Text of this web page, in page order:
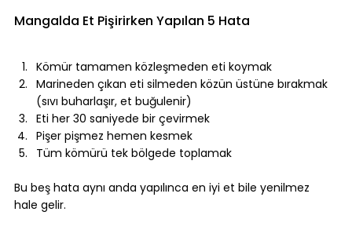
Mangalda Et Pişirirken Yapılan 5 Hata
Kömür tamamen közleşmeden eti koymak
Marineden çıkan eti silmeden közün üstüne bırakmak
(sıvı buharlaşır, et buğulenir)
Eti her 30 saniyede bir çevirmek
Pişer pişmez hemen kesmek
Tüm kömürü tek bölgede toplamak
Bu beş hata aynı anda yapılınca en iyi et bile yenilmez
hale gelir.